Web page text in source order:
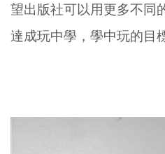
望出版社可以用更多不同
達成玩中學，學中玩的目